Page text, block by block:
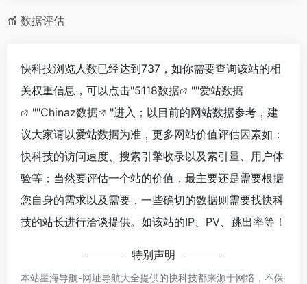
数据评估
快科技浏览人数已经达到737，如你需要查询该站的相
关权重信息，可以点击"5118数据 ""爱站数据
""Chinaz数据
"进入；以目前的网站数据参考，建
议大家请以爱站数据为准，更多网站价值评估因素如：
快科技的访问速度、搜索引擎收录以及索引量、用户体
验等；当然要评估一个站的价值，最主要还是需要根据
您自身的需求以及需要，一些确切的数据则需要找快科
技的站长进行洽谈提供。如该站的IP、PV、跳出率等！
特别声明
本站星海导航-网址导航大全提供的快科技都来源于网络，不保